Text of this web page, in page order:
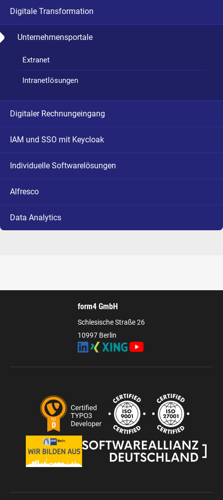
Digitale Transformation
Unternehmensportale
Extranet
Intranetlösungen
Digitaler Rechnungeingang
IAM und SSO mit Keycloak
Individuelle Softwarelösungen
Alfresco
Data Analytics
form4 GmbH
Schlesische Straße 26
10997 Berlin